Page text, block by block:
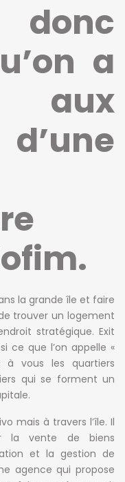
a
aux
la grande île et faire
trouver un logement
stratégique. Exit
ce que l’on appelle «
à vous les quartiers
qui se forment un
mais à travers l’île. Il
la vente de biens
et la gestion de
agence qui propose